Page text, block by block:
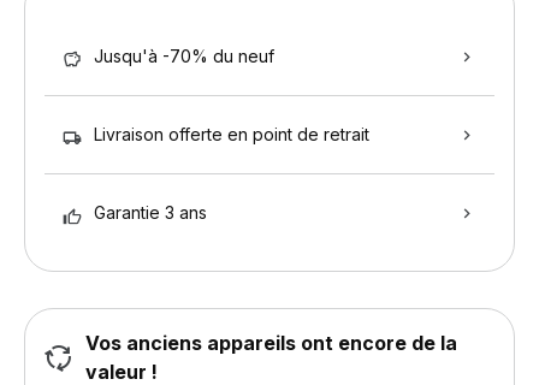
Jusqu'à -70% du neuf
Livraison offerte en point de retrait
Garantie 3 ans
Vos anciens appareils ont encore de la
valeur !